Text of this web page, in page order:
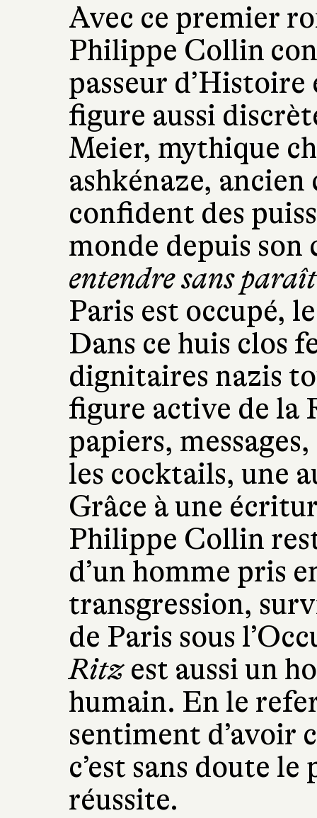
Avec ce premier
Philippe Collin
passeur
figure aussi
Meier, mythique
ashkénaze,
confident des
monde depuis
entendre sans
Paris est occupé,
Dans ce huis clos
dignitaires nazis
figure active de la
papiers,
les cocktails, une
Grâce à une
Philippe Collin
d’un homme pris
transgression,
de Paris sous
Ritz est aussi un
humain. En le
sentiment d’avoir
c’est sans doute
réussite.